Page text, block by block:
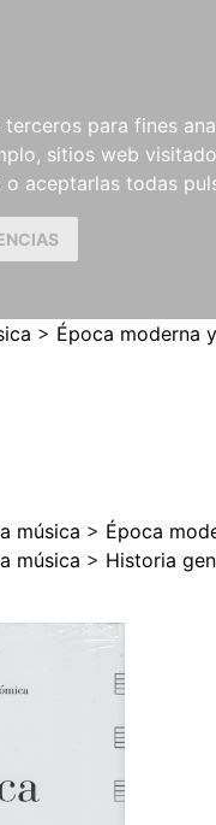
para fines
sitios web
o aceptarlas todas
Y EDICIONES
> Época moderna
música > Época
música > Historia